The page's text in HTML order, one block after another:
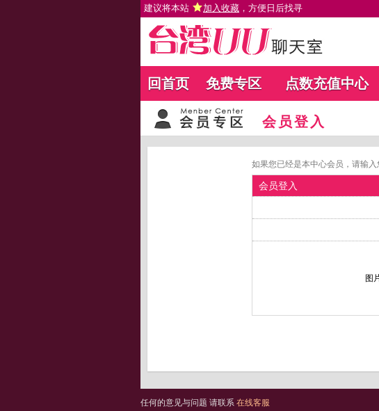
建议将本站 加入收藏 ，方便日后找寻
回首页 免费专区 点数充值中心
会员登入
如果您已经是本中心会员，请输
会员登入
图
任何的意见与问题 请联系 在线客服